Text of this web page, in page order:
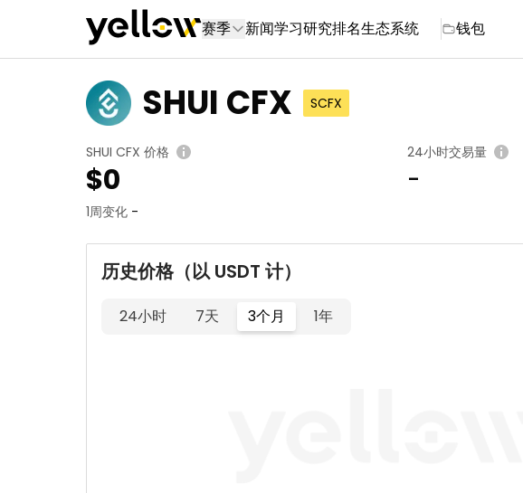
赛季 新闻学习研究排名生态系统 钱包
SHUI CFX SCFX
SHUI CFX 价格
$0
1周变化 -
24小时交易量
-
历史价格（以 USDT 计）
24小时 7天 3个月 1年